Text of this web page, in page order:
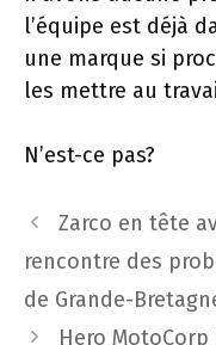
l’équipe est déjà
une marque si
les mettre au
N’est-ce pas?
Navigation
des
Zarco en tête
rencontre des
de Grande-
Hero